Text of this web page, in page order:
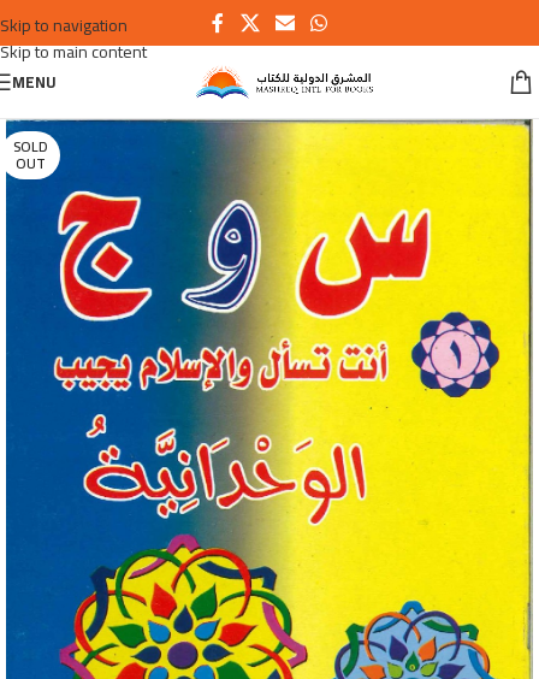
Skip to navigation
Skip to main content
MENU
SOLD
OUT